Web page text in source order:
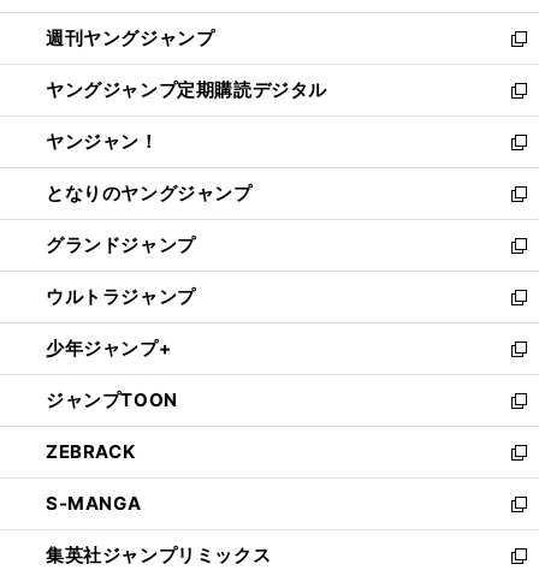
開
く
ウ
で
開
く
ン
ド
ウ
で
開
く
ウ
ィ
ン
ド
ウ
で
開
く
週刊ヤングジャンプ
新
し
い
ウ
ィ
ン
ド
ウ
で
開
く
ヤングジャンプ定期購読デジタル
新
し
い
ウ
ィ
ン
ド
ウ
で
開
く
ヤンジャン！
新
し
い
ウ
ィ
ン
ド
ウ
で
開
く
となりのヤングジャンプ
新
し
い
ウ
ィ
ン
ド
ウ
で
開
く
グランドジャンプ
新
し
い
ウ
ィ
ン
ド
ウ
で
開
く
ウルトラジャンプ
新
し
い
ウ
ィ
ン
ド
ウ
で
開
く
少年ジャンプ+
新
し
い
ウ
ィ
ン
ド
ウ
で
ジャンプTOON
新
し
い
ウ
ィ
ン
ド
ZEBRACK
新
し
い
ウ
ィ
S-MANGA
新
し
い
集英社ジャンプリミックス
新